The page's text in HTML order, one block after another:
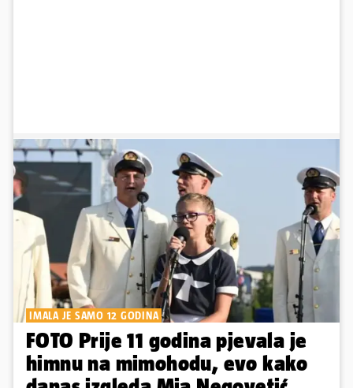
IMALA JE SAMO 12 GODINA
FOTO Prije 11 godina pjevala je
himnu na mimohodu, evo kako